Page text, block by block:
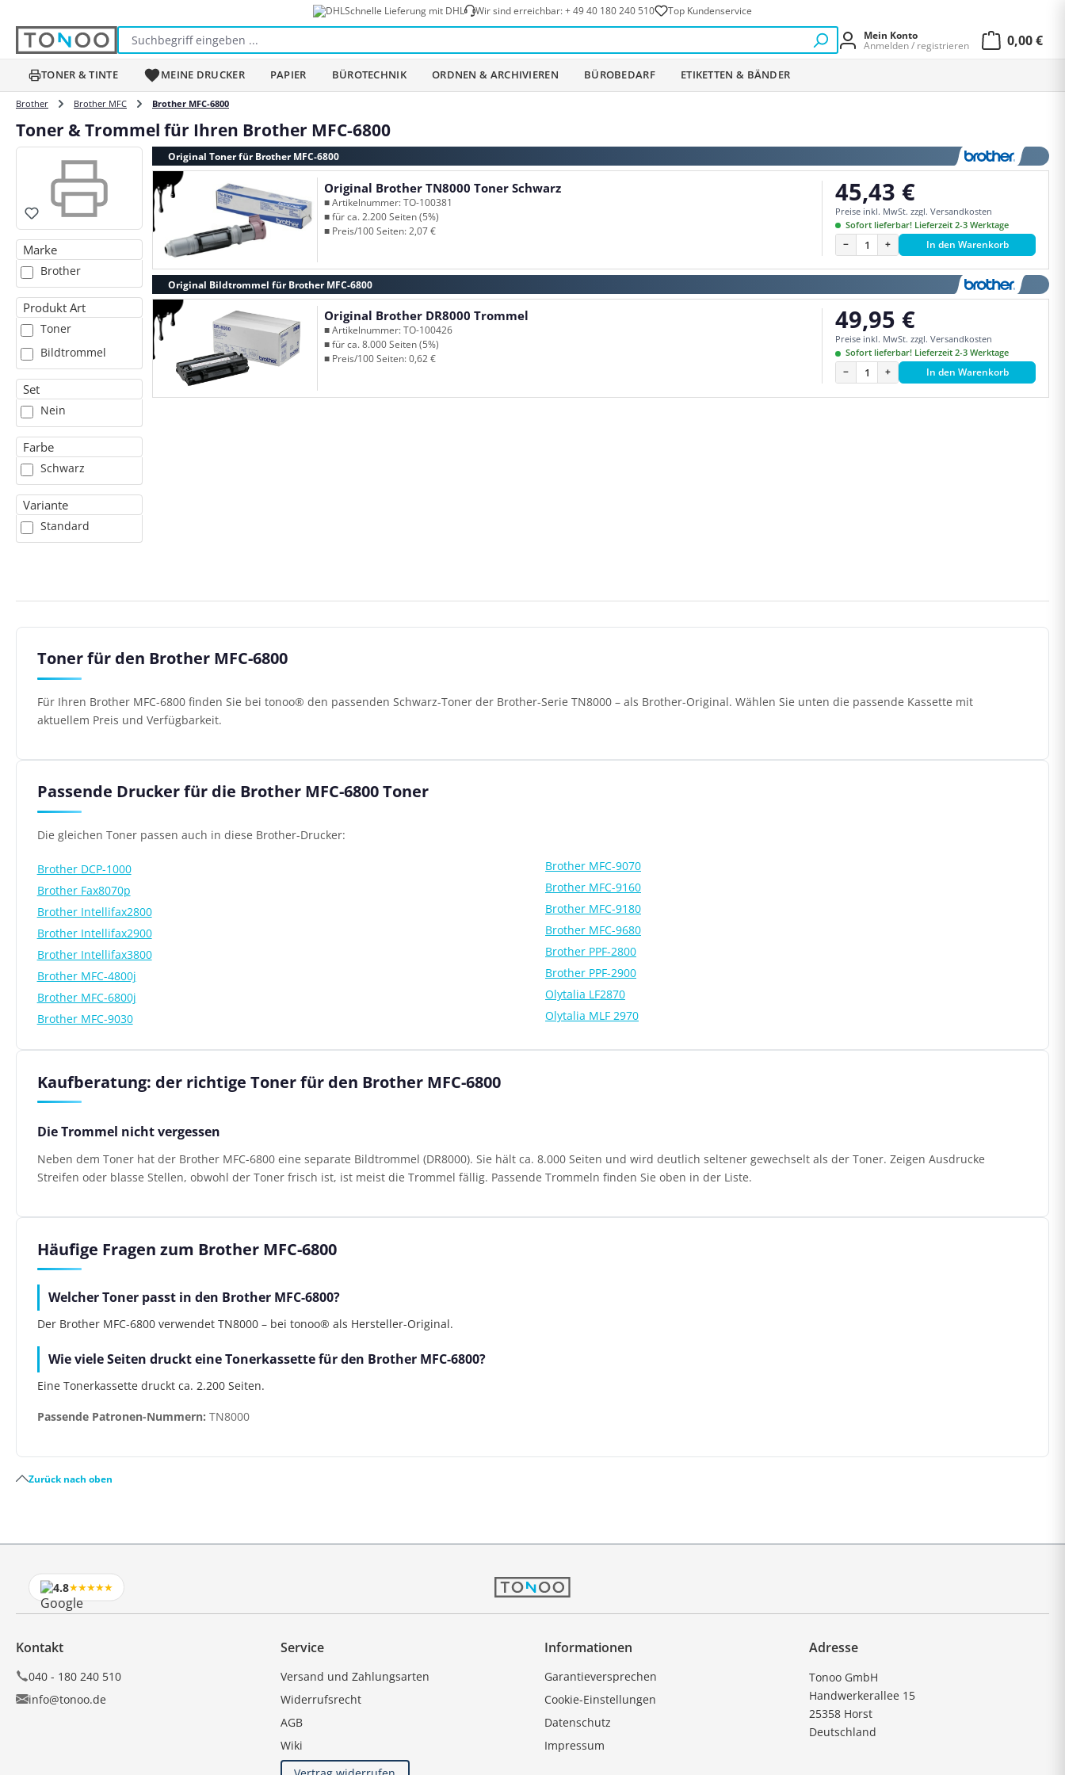
Schnelle Lieferung mit DHL Wir sind erreichbar:+ 49 40 180 240 510 Top Kundenservice
Mein Konto
Anmelden / registrieren
0,00 €
TONER & TINTE MEINE DRUCKER PAPIER BÜROTECHNIK ORDNEN & ARCHIVIEREN BÜROBEDARF ETIKETTEN & BÄNDER
Brother Brother MFC Brother MFC-6800
Toner & Trommel für Ihren Brother MFC-6800
Marke
Brother
Produkt Art
Toner
Bildtrommel
Set
Nein
Farbe
Schwarz
Variante
Standard
Original Toner für Brother MFC-6800
Original Brother TN8000 Toner Schwarz
■ Artikelnummer: TO-100381
■ für ca. 2.200 Seiten (5%)
■ Preis/100 Seiten: 2,07 €
Regulärer Preis:
45,43 €
Preise inkl. MwSt. zzgl. Versandkosten
Sofort lieferbar! Lieferzeit 2-3 Werktage
− + In den Warenkorb
Original Bildtrommel für Brother MFC-6800
Original Brother DR8000 Trommel
■ Artikelnummer: TO-100426
■ für ca. 8.000 Seiten (5%)
■ Preis/100 Seiten: 0,62 €
Regulärer Preis:
49,95 €
Preise inkl. MwSt. zzgl. Versandkosten
Sofort lieferbar! Lieferzeit 2-3 Werktage
− + In den Warenkorb
Toner für den Brother MFC-6800
Für Ihren Brother MFC-6800 finden Sie bei tonoo® den passenden Schwarz-Toner der Brother-Serie TN8000 – als Brother-Original. Wählen Sie unten die passende Kassette mit
aktuellem Preis und Verfügbarkeit.
Passende Drucker für die Brother MFC-6800 Toner
Die gleichen Toner passen auch in diese Brother-Drucker:
Brother DCP-1000
Brother Fax8070p
Brother Intellifax2800
Brother Intellifax2900
Brother Intellifax3800
Brother MFC-4800j
Brother MFC-6800j
Brother MFC-9030
Brother MFC-9070
Brother MFC-9160
Brother MFC-9180
Brother MFC-9680
Brother PPF-2800
Brother PPF-2900
Olytalia LF2870
Olytalia MLF 2970
Kaufberatung: der richtige Toner für den Brother MFC-6800
Die Trommel nicht vergessen
Neben dem Toner hat der Brother MFC-6800 eine separate Bildtrommel (DR8000). Sie hält ca. 8.000 Seiten und wird deutlich seltener gewechselt als der Toner. Zeigen Ausdrucke
Streifen oder blasse Stellen, obwohl der Toner frisch ist, ist meist die Trommel fällig. Passende Trommeln finden Sie oben in der Liste.
Häufige Fragen zum Brother MFC-6800
Welcher Toner passt in den Brother MFC-6800?
Der Brother MFC-6800 verwendet TN8000 – bei tonoo® als Hersteller-Original.
Wie viele Seiten druckt eine Tonerkassette für den Brother MFC-6800?
Eine Tonerkassette druckt ca. 2.200 Seiten.
Passende Patronen-Nummern: TN8000
Zurück nach oben
4.8★★★★★
Kontakt
040 - 180 240 510
info@tonoo.de
Service
Versand und Zahlungsarten
Widerrufsrecht
AGB
Wiki
Informationen
Garantieversprechen
Cookie-Einstellungen
Datenschutz
Impressum
Adresse
Tonoo GmbH
Handwerkerallee 15
25358 Horst
Deutschland